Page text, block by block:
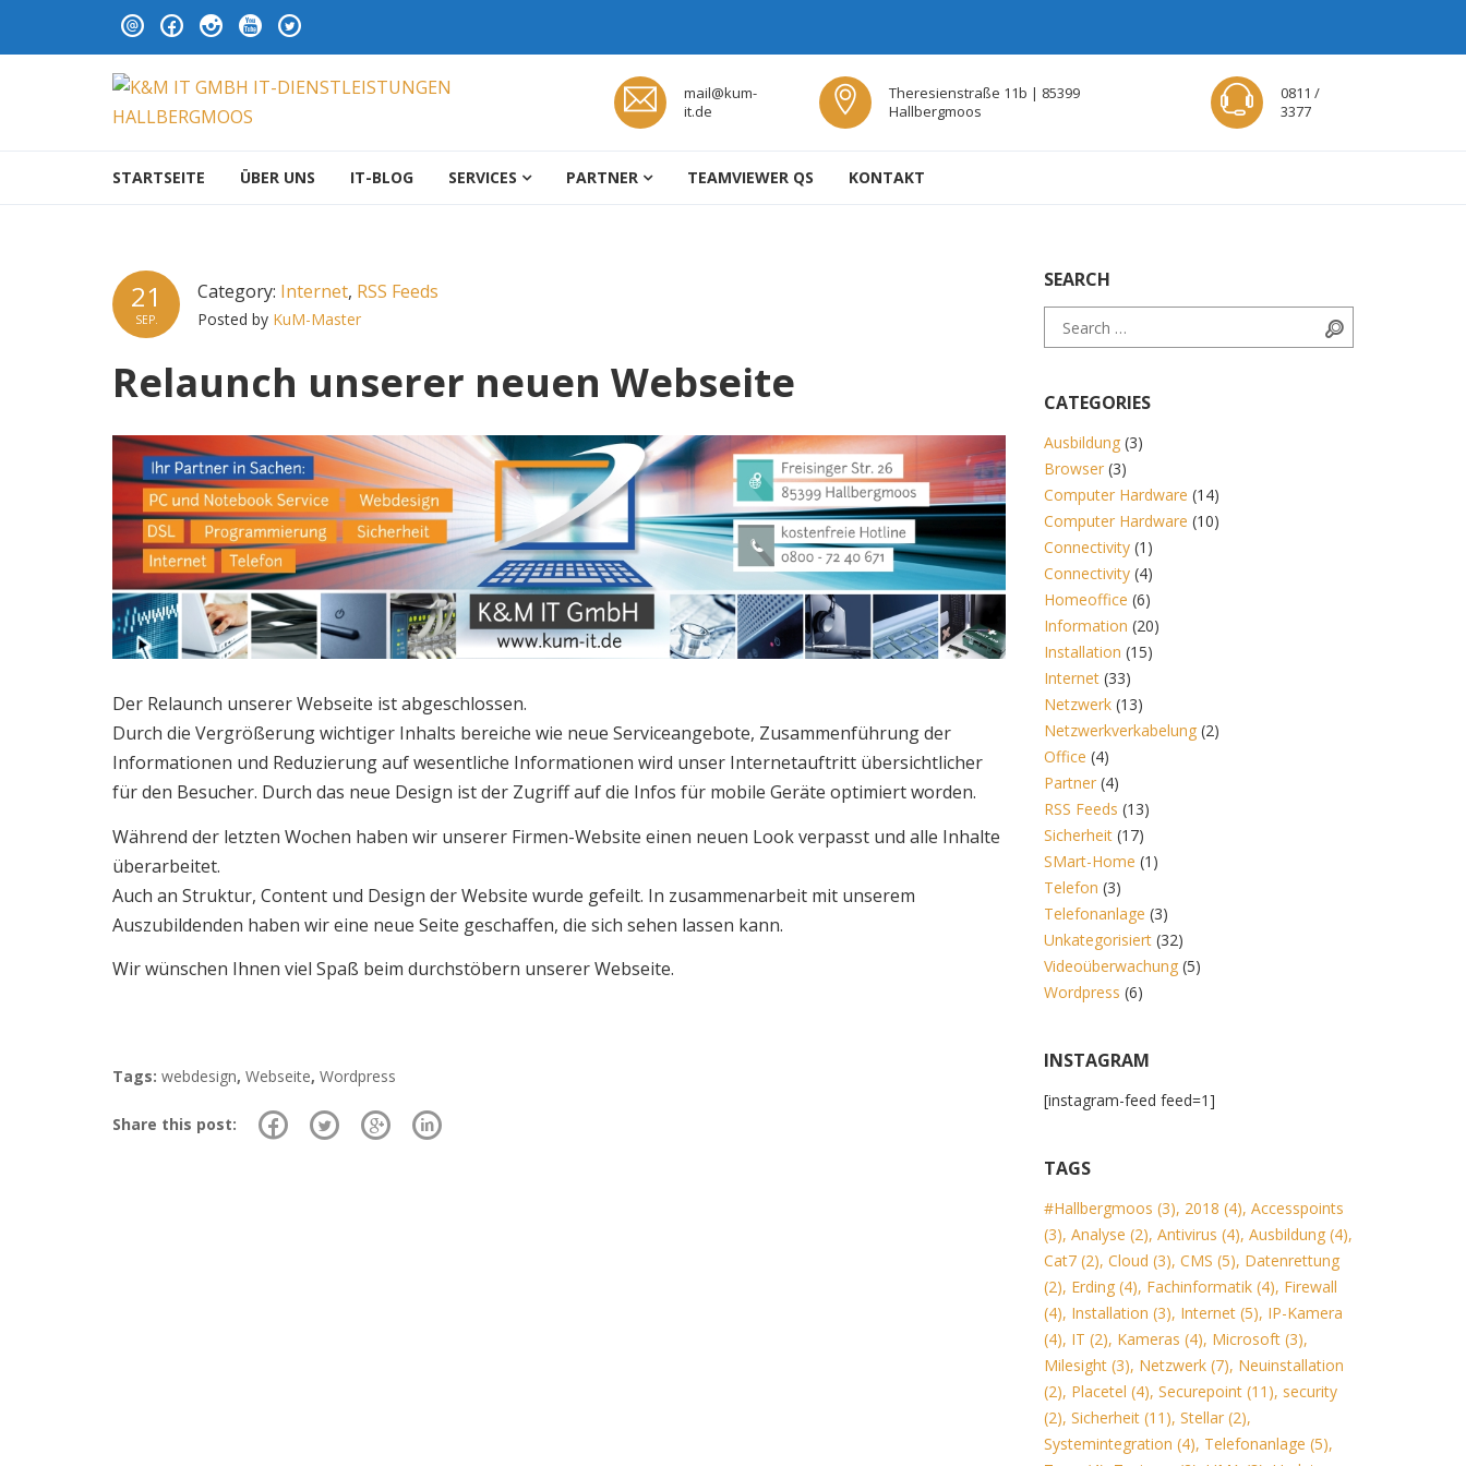
Skip to navigation
Skip to content
0811 /
3377
Theresienstraße 11b | 85399
Hallbergmoos
mail@kum-
it.de
STARTSEITE ÜBER UNS IT-BLOG SERVICES PARTNER TEAMVIEWER QS KONTAKT
21
SEP.
Category: Internet, RSS Feeds
Posted by KuM-Master
Relaunch unserer neuen Webseite
Der Relaunch unserer Webseite ist abgeschlossen.
Durch die Vergrößerung wichtiger Inhalts bereiche wie neue Serviceangebote, Zusammenführung der
Informationen und Reduzierung auf wesentliche Informationen wird unser Internetauftritt übersichtlicher
für den Besucher. Durch das neue Design ist der Zugriff auf die Infos für mobile Geräte optimiert worden.
Während der letzten Wochen haben wir unserer Firmen-Website einen neuen Look verpasst und alle Inhalte
überarbeitet.
Auch an Struktur, Content und Design der Website wurde gefeilt. In zusammenarbeit mit unserem
Auszubildenden haben wir eine neue Seite geschaffen, die sich sehen lassen kann.
Wir wünschen Ihnen viel Spaß beim durchstöbern unserer Webseite.
Tags: webdesign, Webseite, Wordpress
Share this post:
SEARCH
Search for:
CATEGORIES
Ausbildung(3)
Browser(3)
Computer Hardware (14)
Computer Hardware (10)
Connectivity(1)
Connectivity(4)
Homeoffice (6)
Information (20)
Installation (15)
Internet(33)
Netzwerk(13)
Netzwerkverkabelung(2)
Office (4)
Partner(4)
RSS Feeds (13)
Sicherheit(17)
SMart-Home (1)
Telefon (3)
Telefonanlage (3)
Unkategorisiert(32)
Videoüberwachung(5)
Wordpress (6)
INSTAGRAM
[instagram-feed feed=1]
TAGS
#Hallbergmoos (3), 2018 (4), Accesspoints
(3), Analyse (2), Antivirus (4), Ausbildung(4),
Cat7(2), Cloud (3), CMS (5), Datenrettung
(2), Erding(4), Fachinformatik(4), Firewall
(4), Installation (3), Internet(5), IP-Kamera
(4), IT (2), Kameras (4), Microsoft(3),
Milesight(3), Netzwerk(7), Neuinstallation
(2), Placetel (4), Securepoint(11), security
(2), Sicherheit(11), Stellar(2),
Systemintegration (4), Telefonanlage (5),